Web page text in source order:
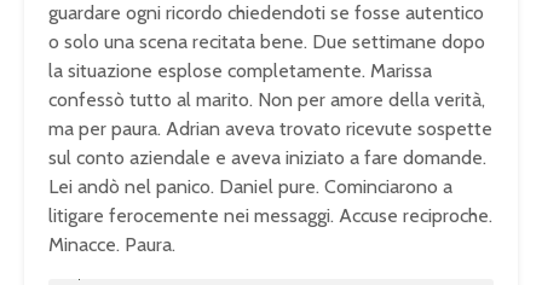
guardare ogni ricordo chiedendoti se fosse autentico
o solo una scena recitata bene. Due settimane dopo
la situazione esplose completamente. Marissa
confessò tutto al marito. Non per amore della verità,
ma per paura. Adrian aveva trovato ricevute sospette
sul conto aziendale e aveva iniziato a fare domande.
Lei andò nel panico. Daniel pure. Cominciarono a
litigare ferocemente nei messaggi. Accuse reciproche.
Minacce. Paura.